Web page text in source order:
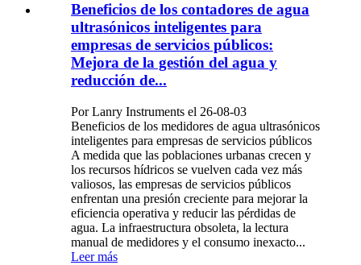
Beneficios de los contadores de agua
ultrasónicos inteligentes para
empresas de servicios públicos:
Mejora de la gestión del agua y
reducción de...
Por Lanry Instruments el 26-08-03
Beneficios de los medidores de agua ultrasónicos
inteligentes para empresas de servicios públicos
A medida que las poblaciones urbanas crecen y
los recursos hídricos se vuelven cada vez más
valiosos, las empresas de servicios públicos
enfrentan una presión creciente para mejorar la
eficiencia operativa y reducir las pérdidas de
agua. La infraestructura obsoleta, la lectura
manual de medidores y el consumo inexacto...
Leer más